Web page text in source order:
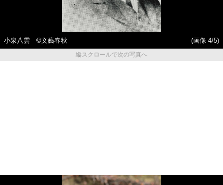
小泉八雲 ©文藝春秋
(画像 4/5)
縦スクロールで次の写真へ